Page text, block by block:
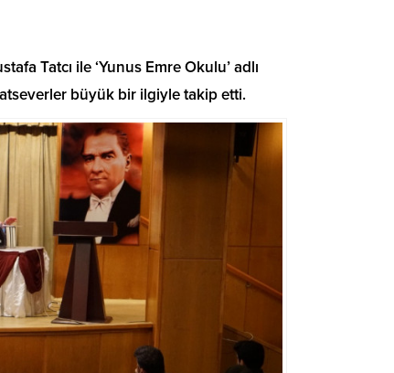
Tatcı ile ‘Yunus Emre Okulu’ adlı
büyük bir ilgiyle takip etti.
Dulkadiroğlu
Mahallesi’nde
Asfalt Mesaisi